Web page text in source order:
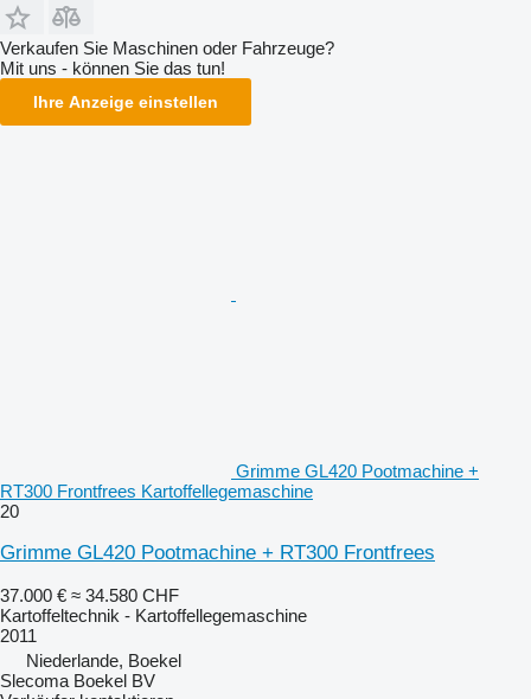
Verkaufen Sie Maschinen oder Fahrzeuge?
Mit uns - können Sie das tun!
Ihre Anzeige einstellen
Grimme GL420 Pootmachine +
RT300 Frontfrees Kartoffellegemaschine
20
Grimme GL420 Pootmachine + RT300 Frontfrees
37.000 € ≈ 34.580 CHF
Kartoffeltechnik - Kartoffellegemaschine
2011
Niederlande, Boekel
Slecoma Boekel BV